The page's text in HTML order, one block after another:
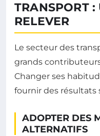
TRANSPORT
RELEVER
Le secteur des
grands
Changer ses
fournir des résultats
ADOPTER DES
ALTERNATIFS